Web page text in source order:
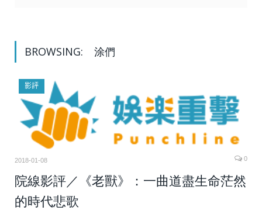
BROWSING: 涂們
影評
2018-01-08 0
院線影評／《老獸》：一曲道盡生命茫然
的時代悲歌